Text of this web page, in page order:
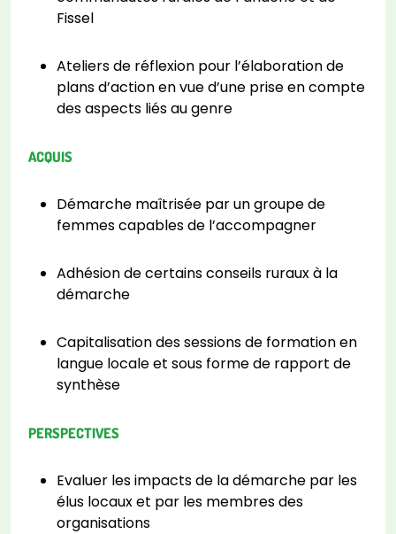
Fissel
Ateliers de réflexion pour l’élaboration de
plans d’action en vue d’une prise en compte
des aspects liés au genre
ACQUIS
Démarche maîtrisée par un groupe de
femmes capables de l’accompagner
Adhésion de certains conseils ruraux à la
démarche
Capitalisation des sessions de formation en
langue locale et sous forme de rapport de
synthèse
PERSPECTIVES
Evaluer les impacts de la démarche par les
élus locaux et par les membres des
organisations